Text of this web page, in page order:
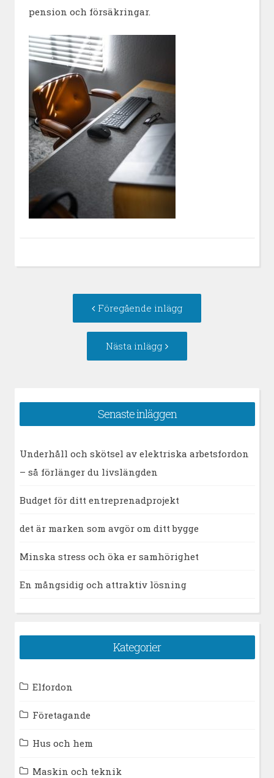
pension och försäkringar.
Inläggsnavigering
Föregående inlägg
Nästa inlägg
Senaste inläggen
Underhåll och skötsel av elektriska arbetsfordon
– så förlänger du livslängden
Budget för ditt entreprenadprojekt
det är marken som avgör om ditt bygge
Minska stress och öka er samhörighet
En mångsidig och attraktiv lösning
Kategorier
Elfordon
Företagande
Hus och hem
Maskin och teknik